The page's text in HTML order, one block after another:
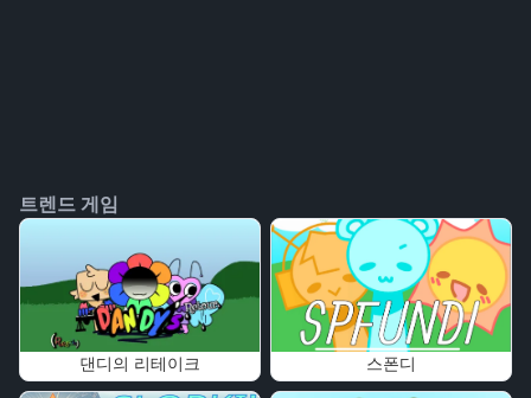
트렌드 게임
댄디의 리테이크 스폰디